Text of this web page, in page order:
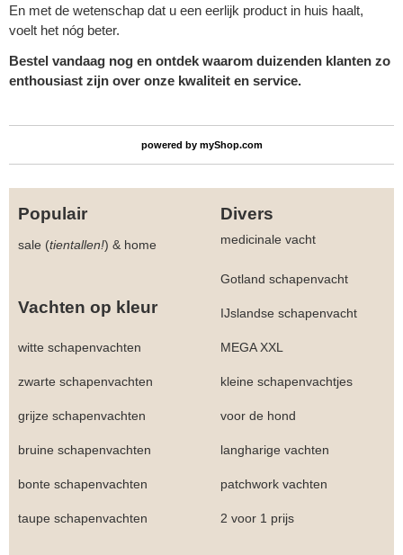
En met de wetenschap dat u een eerlijk product in huis haalt,
voelt het nóg beter.
Bestel vandaag nog en ontdek waarom duizenden klanten zo
enthousiast zijn over onze kwaliteit en service.
powered by myShop.com
Populair Divers
sale (tientallen!) & home medicinale vacht
Gotland schapenvacht
Vachten op kleur IJslandse schapenvacht
witte schapenvachten MEGA XXL
zwarte schapenvachten kleine schapenvachtjes
grijze schapenvachten voor de hond
bruine schapenvachten langharige vachten
bonte schapenvachten patchwork vachten
taupe schapenvachten 2 voor 1 prijs